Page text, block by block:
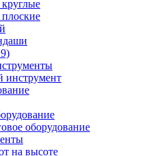
инструмент
оборудование
на высоте